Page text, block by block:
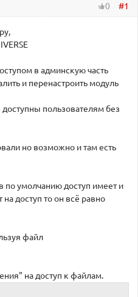
#1
0
в админскую часть
и перенастроить модуль
пользователям без
но возможно и там есть
умолчанию доступ имеет и
доступ то он всё равно
файл
на доступ к файлам.